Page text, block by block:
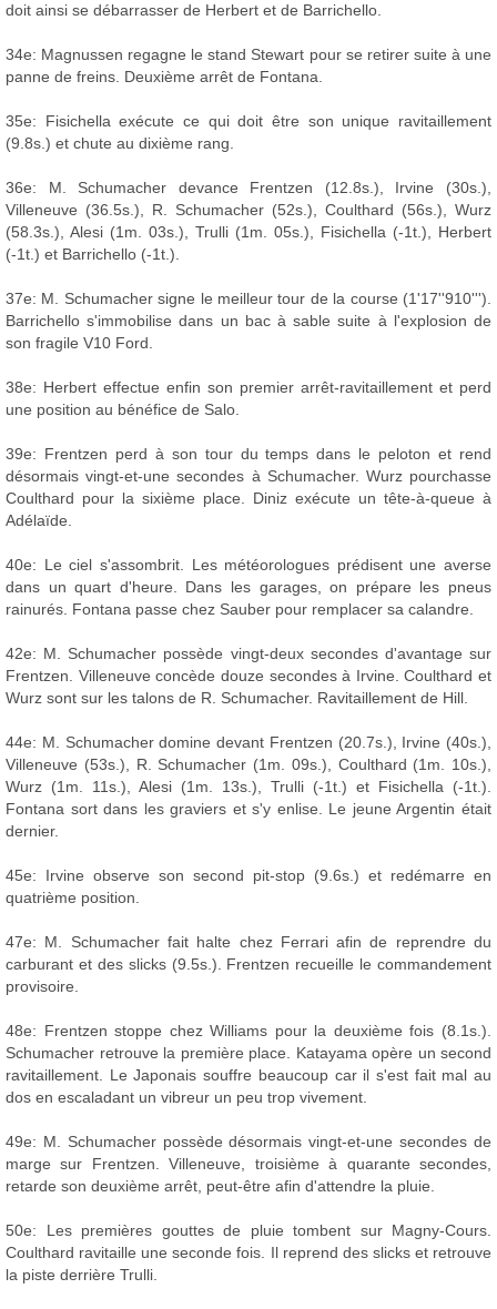
doit ainsi se débarrasser de Herbert et de Barrichello.
34e: Magnussen regagne le stand Stewart pour se retirer suite à une
panne de freins. Deuxième arrêt de Fontana.
35e: Fisichella exécute ce qui doit être son unique ravitaillement
(9.8s.) et chute au dixième rang.
36e: M. Schumacher devance Frentzen (12.8s.), Irvine (30s.),
Villeneuve (36.5s.), R. Schumacher (52s.), Coulthard (56s.), Wurz
(58.3s.), Alesi (1m. 03s.), Trulli (1m. 05s.), Fisichella (-1t.), Herbert
(-1t.) et Barrichello (-1t.).
37e: M. Schumacher signe le meilleur tour de la course (1'17''910''').
Barrichello s'immobilise dans un bac à sable suite à l'explosion de
son fragile V10 Ford.
38e: Herbert effectue enfin son premier arrêt-ravitaillement et perd
une position au bénéfice de Salo.
39e: Frentzen perd à son tour du temps dans le peloton et rend
désormais vingt-et-une secondes à Schumacher. Wurz pourchasse
Coulthard pour la sixième place. Diniz exécute un tête-à-queue à
Adélaïde.
40e: Le ciel s'assombrit. Les météorologues prédisent une averse
dans un quart d'heure. Dans les garages, on prépare les pneus
rainurés. Fontana passe chez Sauber pour remplacer sa calandre.
42e: M. Schumacher possède vingt-deux secondes d'avantage sur
Frentzen. Villeneuve concède douze secondes à Irvine. Coulthard et
Wurz sont sur les talons de R. Schumacher. Ravitaillement de Hill.
44e: M. Schumacher domine devant Frentzen (20.7s.), Irvine (40s.),
Villeneuve (53s.), R. Schumacher (1m. 09s.), Coulthard (1m. 10s.),
Wurz (1m. 11s.), Alesi (1m. 13s.), Trulli (-1t.) et Fisichella (-1t.).
Fontana sort dans les graviers et s'y enlise. Le jeune Argentin était
dernier.
45e: Irvine observe son second pit-stop (9.6s.) et redémarre en
quatrième position.
47e: M. Schumacher fait halte chez Ferrari afin de reprendre du
carburant et des slicks (9.5s.). Frentzen recueille le commandement
provisoire.
48e: Frentzen stoppe chez Williams pour la deuxième fois (8.1s.).
Schumacher retrouve la première place. Katayama opère un second
ravitaillement. Le Japonais souffre beaucoup car il s'est fait mal au
dos en escaladant un vibreur un peu trop vivement.
49e: M. Schumacher possède désormais vingt-et-une secondes de
marge sur Frentzen. Villeneuve, troisième à quarante secondes,
retarde son deuxième arrêt, peut-être afin d'attendre la pluie.
50e: Les premières gouttes de pluie tombent sur Magny-Cours.
Coulthard ravitaille une seconde fois. Il reprend des slicks et retrouve
la piste derrière Trulli.